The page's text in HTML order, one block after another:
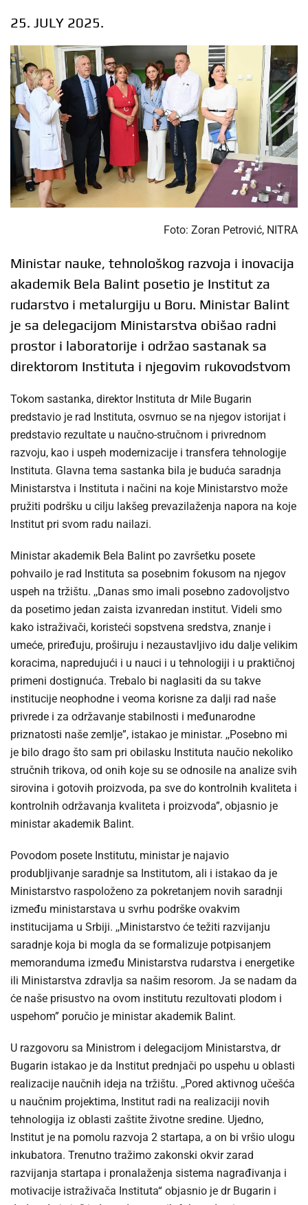
25. JULY 2025.
Foto: Zoran Petrović, NITRA
Ministar nauke, tehnološkog razvoja i inovacija
akademik Bela Balint posetio je Institut za
rudarstvo i metalurgiju u Boru. Ministar Balint
je sa delegacijom Ministarstva obišao radni
prostor i laboratorije i održao sastanak sa
direktorom Instituta i njegovim rukovodstvom
Tokom sastanka, direktor Instituta dr Mile Bugarin
predstavio je rad Instituta, osvrnuo se na njegov istorijat i
predstavio rezultate u naučno-stručnom i privrednom
razvoju, kao i uspeh modernizacije i transfera tehnologije
Instituta. Glavna tema sastanka bila je buduća saradnja
Ministarstva i Instituta i načini na koje Ministarstvo može
pružiti podršku u cilju lakšeg prevazilaženja napora na koje
Institut pri svom radu nailazi.
Ministar akademik Bela Balint po završetku posete
pohvailo je rad Instituta sa posebnim fokusom na njegov
uspeh na tržištu. ,,Danas smo imali posebno zadovoljstvo
da posetimo jedan zaista izvanredan institut. Videli smo
kako istraživači, koristeći sopstvena sredstva, znanje i
umeće, priređuju, proširuju i nezaustavljivo idu dalje velikim
koracima, napredujući i u nauci i u tehnologiji i u praktičnoj
primeni dostignuća. Trebalo bi naglasiti da su takve
institucije neophodne i veoma korisne za dalji rad naše
privrede i za održavanje stabilnosti i međunarodne
priznatosti naše zemlje”, istakao je ministar. ,,Posebno mi
je bilo drago što sam pri obilasku Instituta naučio nekoliko
stručnih trikova, od onih koje su se odnosile na analize svih
sirovina i gotovih proizvoda, pa sve do kontrolnih kvaliteta i
kontrolnih održavanja kvaliteta i proizvoda”, objasnio je
ministar akademik Balint.
Povodom posete Institutu, ministar je najavio
produbljivanje saradnje sa Institutom, ali i istakao da je
Ministarstvo raspoloženo za pokretanjem novih saradnji
između ministarstava u svrhu podrške ovakvim
institucijama u Srbiji. ,,Ministarstvo će težiti razvijanju
saradnje koja bi mogla da se formalizuje potpisanjem
memoranduma između Ministarstva rudarstva i energetike
ili Ministarstva zdravlja sa našim resorom. Ja se nadam da
će naše prisustvo na ovom institutu rezultovati plodom i
uspehom” poručio je ministar akademik Balint.
U razgovoru sa Ministrom i delegacijom Ministarstva, dr
Bugarin istakao je da Institut prednjači po uspehu u oblasti
realizacije naučnih ideja na tržištu. ,,Pored aktivnog učešća
u naučnim projektima, Institut radi na realizaciji novih
tehnologija iz oblasti zaštite životne sredine. Ujedno,
Institut je na pomolu razvoja 2 startapa, a on bi vršio ulogu
inkubatora. Trenutno tražimo zakonski okvir zarad
razvijanja startapa i pronalaženja sistema nagrađivanja i
motivacije istraživača Instituta“ objasnio je dr Bugarin i